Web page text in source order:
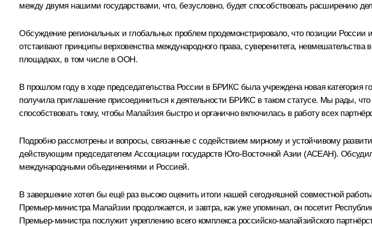
между двумя нашими государствами, что, безусловно, будет способствовать расширению
Обсуждение региональных и глобальных проблем продемонстрировало, что позиции
отстаивают принципы верховенства международного права, суверенитета,
площадках, в том числе в ООН.
В прошлом году в ходе председательства России в БРИКС была учреждена новая категория
получила приглашение присоединиться к деятельности БРИКС в таком статусе. Мы рады,
способствовать тому, чтобы Малайзия быстро и органично включилась в работу всех
Подробно рассмотрены и вопросы, связанные с содействием мирному и устойчивому
действующим председателем Ассоциации государств Юго-Восточной Азии (АСЕАН).
международными объединениями и Россией.
В завершение хотел бы ещё раз высоко оценить итоги нашей сегодняшней совместной
Премьер-министра Малайзии продолжается, и завтра, как уже упоминал, он посетит
Премьер-министра послужит укреплению всего комплекса российско-малайзийского